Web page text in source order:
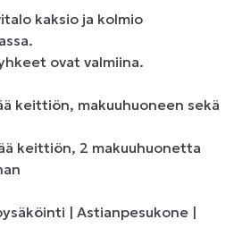
kaksio ja kolmio
ovat valmiina.
keittiön, makuuhuoneen sekä
keittiön, 2 makuuhuonetta
| Astianpesukone |